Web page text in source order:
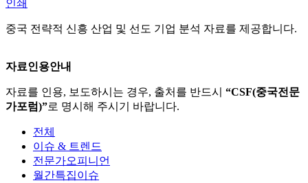
인쇄
중국 전략적 신흥 산업 및 선도 기업 분석 자료를 제공합니다.
자료인용안내
자료를 인용, 보도하시는 경우, 출처를 반드시 “CSF(중국전문
가포럼)”로 명시해 주시기 바랍니다.
전체
이슈 & 트렌드
전문가오피니언
월간특집이슈